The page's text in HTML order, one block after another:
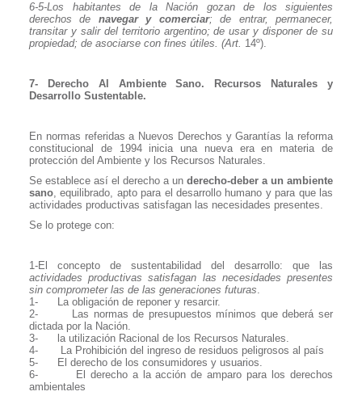
6-5-Los habitantes de la Nación gozan de los siguientes
derechos de navegar y comerciar; de entrar, permanecer,
transitar y salir del territorio argentino; de usar y disponer de su
propiedad; de asociarse con fines útiles. (Art. 14º).
7- Derecho Al Ambiente Sano. Recursos Naturales y
Desarrollo Sustentable.
En normas referidas a Nuevos Derechos y Garantías la reforma
constitucional de 1994 inicia una nueva era en materia de
protección del Ambiente y los Recursos Naturales.
Se establece así el derecho a un derecho-deber a un ambiente
sano, equilibrado, apto para el desarrollo humano y para que las
actividades productivas satisfagan las necesidades presentes.
Se lo protege con:
1-El concepto de sustentabilidad del desarrollo: que las
actividades productivas satisfagan las necesidades presentes
sin comprometer las de las generaciones futuras.
1-
La obligación de reponer y resarcir.
2-
Las normas de presupuestos mínimos que deberá ser
dictada por la Nación.
3-
la utilización Racional de los Recursos Naturales.
4-
La Prohibición del ingreso de residuos peligrosos al país
5-
El derecho de los consumidores y usuarios.
6-
El derecho a la acción de amparo para los derechos
ambientales